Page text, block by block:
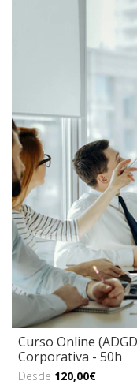
Curso Online
Corporativa - 50h
Desde 120,00€